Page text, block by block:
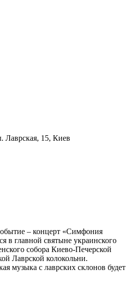
Лаврская, 15, Киев
– концерт «Симфония
в главной святыне украинского
собора Киево-Печерской
Лаврской колокольни.
музыка с лаврских склонов будет